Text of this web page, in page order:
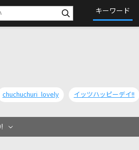
キーワード
chuchuchuri lovely イッツハッピーデイ!!